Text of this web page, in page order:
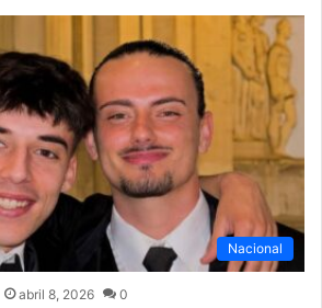
Nacional
abril 8, 2026 0